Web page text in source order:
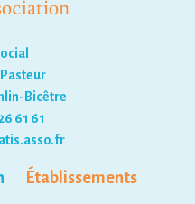
Bicêtre
61 61
Établissements